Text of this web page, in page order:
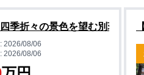
季折々の景色を望む別荘物件
:2026/08/06
:2026/08/06